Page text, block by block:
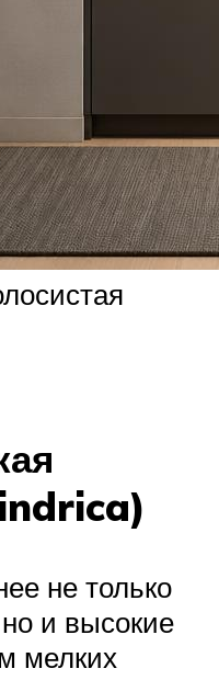
не только
и высокие
мелких